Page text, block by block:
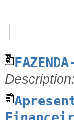
Description: